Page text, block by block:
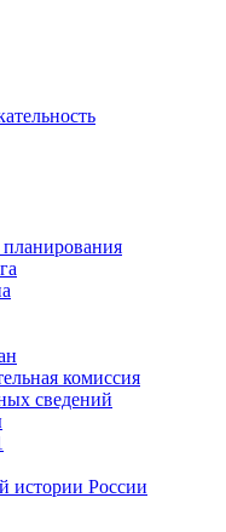
комиссия
сведений
истории России